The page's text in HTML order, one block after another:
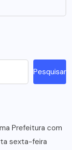
Pesquisar
Prefeitura com
sexta-feira